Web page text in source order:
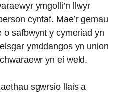
ymgolli’n llwyr
cyntaf. Mae’r gemau
o safbwynt y cymeriad yn
ymddangos yn union
yn ei weld.
sgwrsio llais a